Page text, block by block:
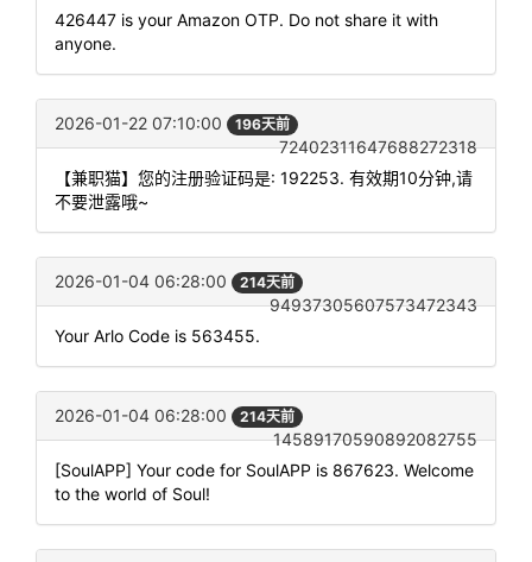
426447 is your Amazon OTP. Do not share it with
anyone.
2026-01-22 07:10:00 196天前
72402311647688272318
【兼职猫】您的注册验证码是: 192253. 有效期10分钟,请
不要泄露哦~
2026-01-04 06:28:00 214天前
94937305607573472343
Your Arlo Code is 563455.
2026-01-04 06:28:00 214天前
14589170590892082755
[SoulAPP] Your code for SoulAPP is 867623. Welcome
to the world of Soul!